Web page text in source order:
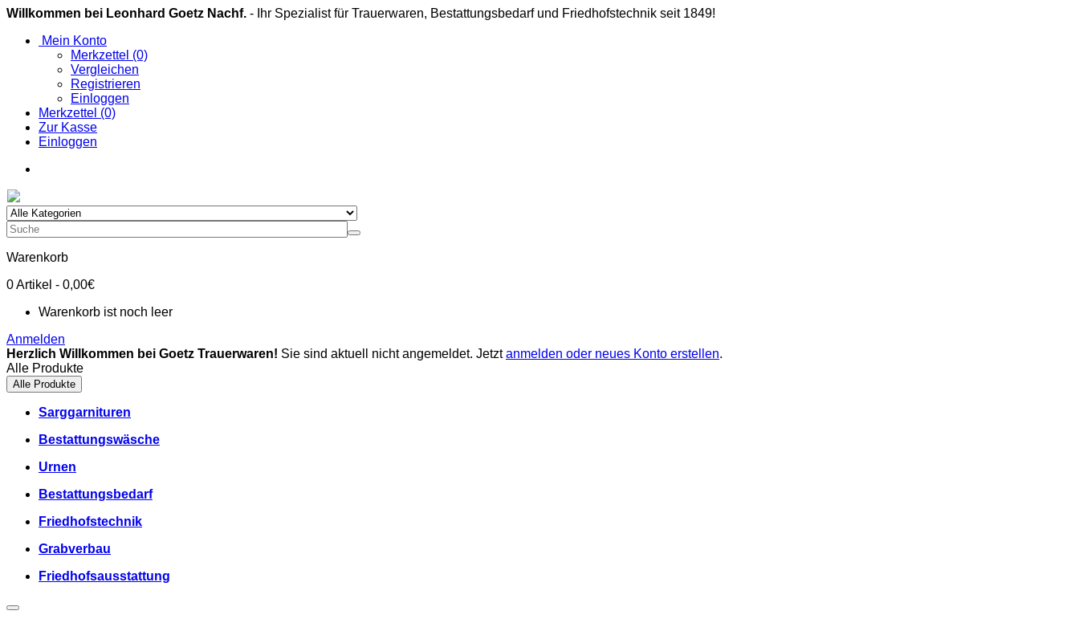
Willkommen bei Leonhard Goetz Nachf. - Ihr Spezialist für Trauerwaren, Bestattungsbedarf und Friedhofstechnik seit 1849!
Mein Konto
Merkzettel (0)
Vergleichen
Registrieren
Einloggen
Merkzettel (0)
Zur Kasse
Einloggen
Warenkorb
0Artikel - 0,00€
Warenkorb ist noch leer
Anmelden
Herzlich Willkommen bei Goetz Trauerwaren! Sie sind aktuell nicht angemeldet. Jetztanmelden oder neues Konto erstellen.
Alle Produkte
Alle Produkte
Sarggarnituren
Bestattungswäsche
Urnen
Bestattungsbedarf
Friedhofstechnik
Grabverbau
Friedhofsausstattung